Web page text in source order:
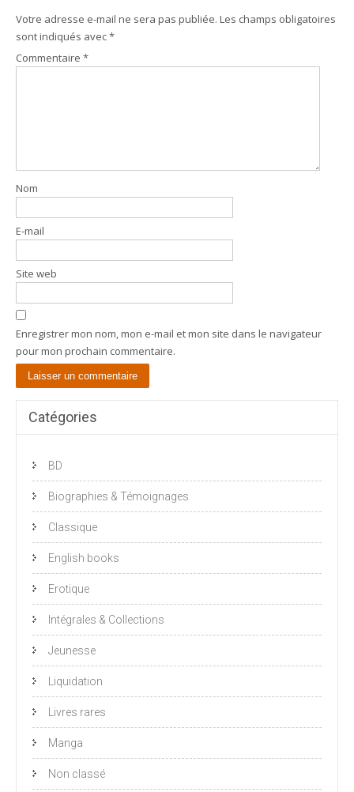
Votre adresse e-mail ne sera pas publiée. Les champs obligatoires
sont indiqués avec*
Commentaire *
Nom
E-mail
Site web
Enregistrer mon nom, mon e-mail et mon site dans le navigateur
pour mon prochain commentaire.
Catégories
BD
Biographies & Témoignages
Classique
English books
Erotique
Intégrales & Collections
Jeunesse
Liquidation
Livres rares
Manga
Non classé